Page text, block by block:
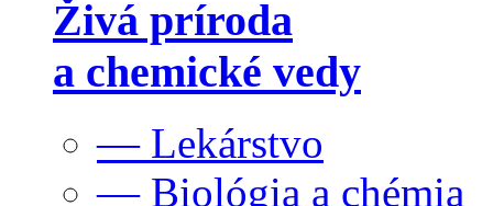
Živá príroda
a chemické vedy
— Lekárstvo
— Biológia a chémia